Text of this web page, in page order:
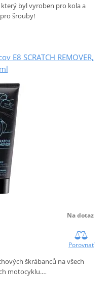
který byl vyroben pro kola a
šrouby!
E8 SCRATCH REMOVER,
Na dotaz
Porovnať
škrábanců na všech
motocyklu.…